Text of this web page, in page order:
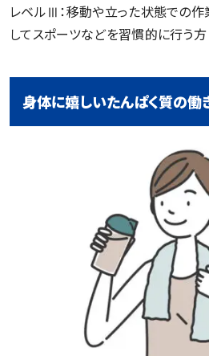
レベルⅢ：移動や立った状態での
してスポーツなどを習慣的に行う方
身体に嬉しいたんぱく質の働